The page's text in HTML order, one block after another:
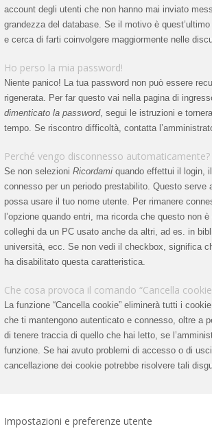
account degli utenti che non hanno mai inviato
grandezza del database. Se il motivo è
e cerca di farti coinvolgere maggiormente nelle
Ho perso la mia password!
Niente panico! La tua password non può essere
rigenerata. Per far questo vai nella pagina di
dimenticato la password, segui le istruzioni e
tempo. Se riscontro difficoltà, contatta
Perché vengo disconnesso automaticamente?
Se non selezioni Ricordami quando effettui il login,
connesso per un periodo prestabilito. Questo serve
possa usare il tuo nome utente. Per rimanere
l’opzione quando entri, ma ricorda che questo non
colleghi da un PC usato anche da altri, ad es. in
università, ecc. Se non vedi il checkbox, significa
ha disabilitato questa caratteristica.
Che cosa provoca il comando “Cancella
La funzione “Cancella cookie” eliminerà tutti i
che ti mantengono autenticato e connesso, oltre a
di tenere traccia di quello che hai letto, se
funzione. Se hai avuto problemi di accesso o di
cancellazione dei cookie potrebbe risolvere tali
Impostazioni e preferenze utente